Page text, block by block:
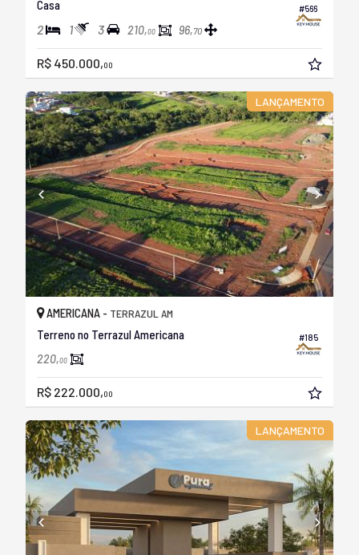
#566
Casa
2 1 3 210,00 96,70
R$ 450.000,00
LANÇAMENTO
#185
AMERICANA - TERRAZUL AM
Terreno no Terrazul Americana
220,00
R$ 222.000,00
LANÇAMENTO